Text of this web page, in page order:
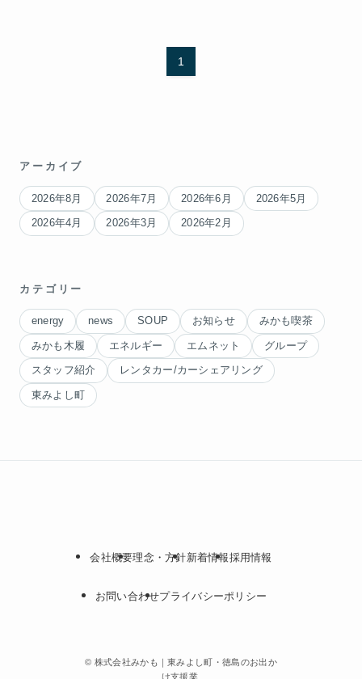
1
アーカイブ
2026年8月 2026年7月 2026年6月 2026年5月
2026年4月 2026年3月 2026年2月
カテゴリー
energy news SOUP お知らせ みかも喫茶
みかも木履 エネルギー エムネット グループ
スタッフ紹介 レンタカー/カーシェアリング
東みよし町
会社概要理念・方針新着情報採用情報
お問い合わせプライバシーポリシー
© 株式会社みかも｜東みよし町・徳島のお出か
け支援業.